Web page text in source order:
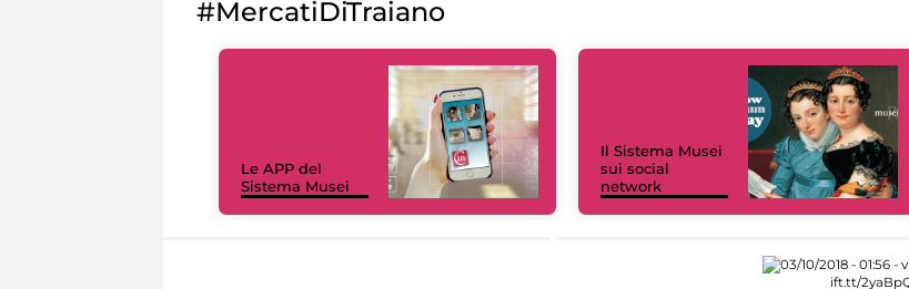
#MercatiDiTraiano
Le APP del
Sistema Musei
Il Sistema Musei
sui social
network